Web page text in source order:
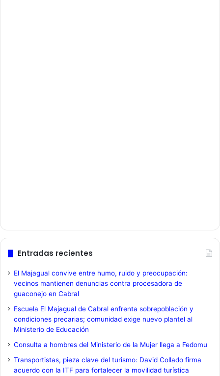
Entradas recientes
El Majagual convive entre humo, ruido y preocupación:
vecinos mantienen denuncias contra procesadora de
guaconejo en Cabral
Escuela El Majagual de Cabral enfrenta sobrepoblación y
condiciones precarias; comunidad exige nuevo plantel al
Ministerio de Educación
Consulta a hombres del Ministerio de la Mujer llega a Fedomu
Transportistas, pieza clave del turismo: David Collado firma
acuerdo con la ITF para fortalecer la movilidad turística